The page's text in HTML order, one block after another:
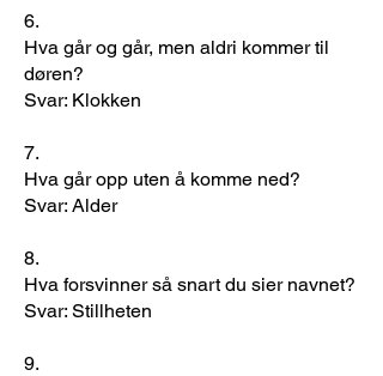
​6.
Hva går og går, men aldri kommer til
døren?
Svar: Klokken
7.
Hva går opp uten å komme ned?
Svar: Alder
8.
Hva forsvinner så snart du sier navnet?
Svar: Stillheten
9.